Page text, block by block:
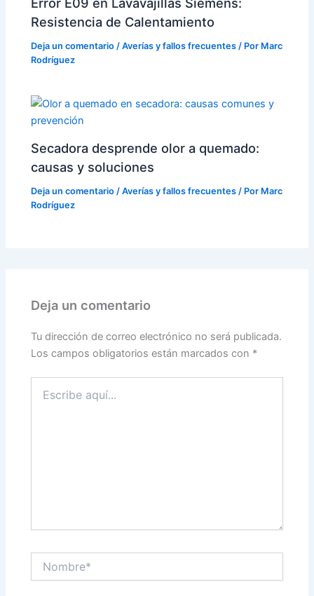
Resistencia de Calentamiento
Deja un comentario /Averías y fallos frecuentes / Por Marc
Rodríguez
Secadora desprende olor a quemado:
causas y soluciones
Deja un comentario /Averías y fallos frecuentes / Por Marc
Rodríguez
Deja un comentario
Tu dirección de correo electrónico no será publicada.
Los campos obligatorios están marcados con *
aquí...